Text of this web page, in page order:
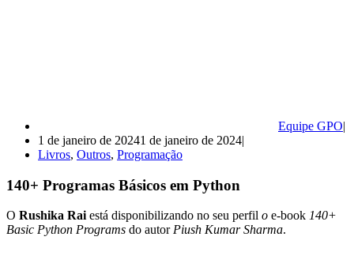
Equipe GPO
1 de janeiro de 20241 de janeiro de 2024
Livros, Outros, Programação
140+ Programas Básicos em Python
O Rushika Rai está disponibilizando no seu perfil o e-book 140+
Basic Python Programs do autor Piush Kumar Sharma.